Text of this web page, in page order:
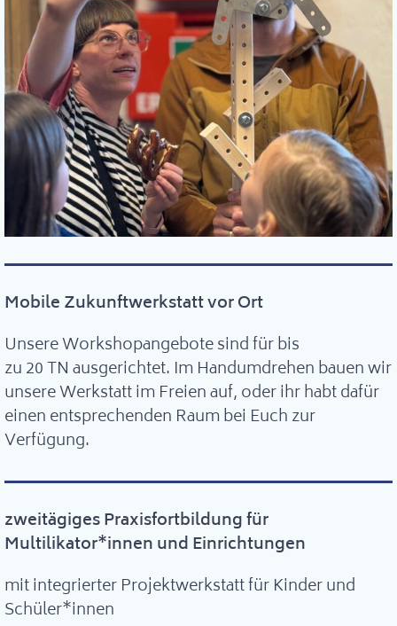
Mobile Zukunftwerkstatt vor Ort
Unsere Workshopangebote sind für bis
zu 20 TN ausgerichtet. Im Handumdrehen bauen wir
unsere Werkstatt im Freien auf, oder ihr habt dafür
einen entsprechenden Raum bei Euch zur
Verfügung.
zweitägiges Praxisfortbildung für
Multilikator*innen und Einrichtungen
mit integrierter Projektwerkstatt für Kinder und
Schüler*innen